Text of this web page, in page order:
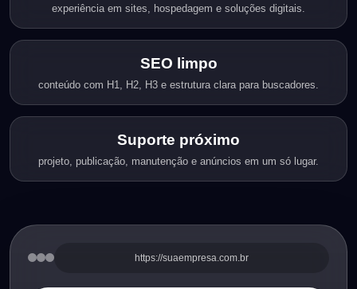
experiência em sites, hospedagem e soluções digitais.
SEO limpo
conteúdo com H1, H2, H3 e estrutura clara para buscadores.
Suporte próximo
projeto, publicação, manutenção e anúncios em um só lugar.
https://suaempresa.com.br